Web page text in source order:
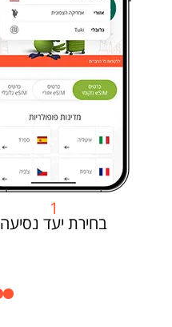
1
בחירת יעד נסיעה